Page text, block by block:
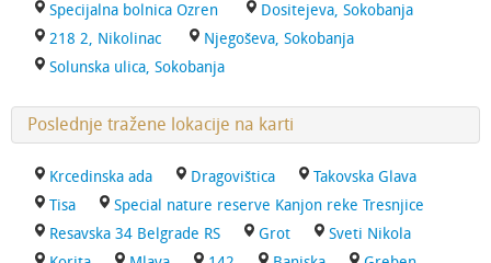
Specijalna bolnica Ozren
Dositejeva, Sokobanja
218 2, Nikolinac
Njegoševa, Sokobanja
Solunska ulica, Sokobanja
Poslednje tražene lokacije na karti
Krcedinska ada Dragovištica
Takovska Glava
Tisa
Special nature reserve Kanjon reke Tresnjice
Resavska 34 Belgrade RS
Grot
Sveti Nikola